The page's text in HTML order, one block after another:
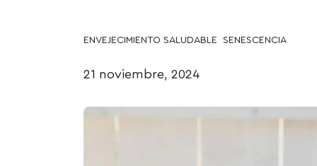
ENVEJECIMIENTO SALUDABLE SENESCENCIA
21 noviembre, 2024